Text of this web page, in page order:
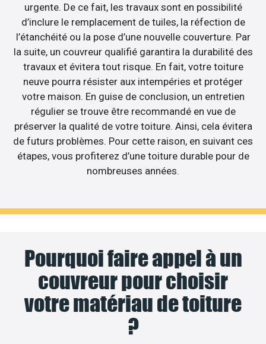
urgente. De ce fait, les travaux sont en possibilité
d’inclure le remplacement de tuiles, la réfection de
l’étanchéité ou la pose d’une nouvelle couverture. Par
la suite, un couvreur qualifié garantira la durabilité des
travaux et évitera tout risque. En fait, votre toiture
neuve pourra résister aux intempéries et protéger
votre maison. En guise de conclusion, un entretien
régulier se trouve être recommandé en vue de
préserver la qualité de votre toiture. Ainsi, cela évitera
de futurs problèmes. Pour cette raison, en suivant ces
étapes, vous profiterez d’une toiture durable pour de
nombreuses années.
Pourquoi faire appel à un
couvreur pour choisir
votre matériau de toiture
?